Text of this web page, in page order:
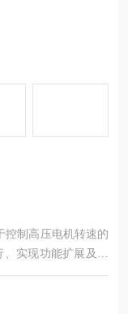
控制高压电机转速的
实现功能扩展及维
，涵盖了功率变换、